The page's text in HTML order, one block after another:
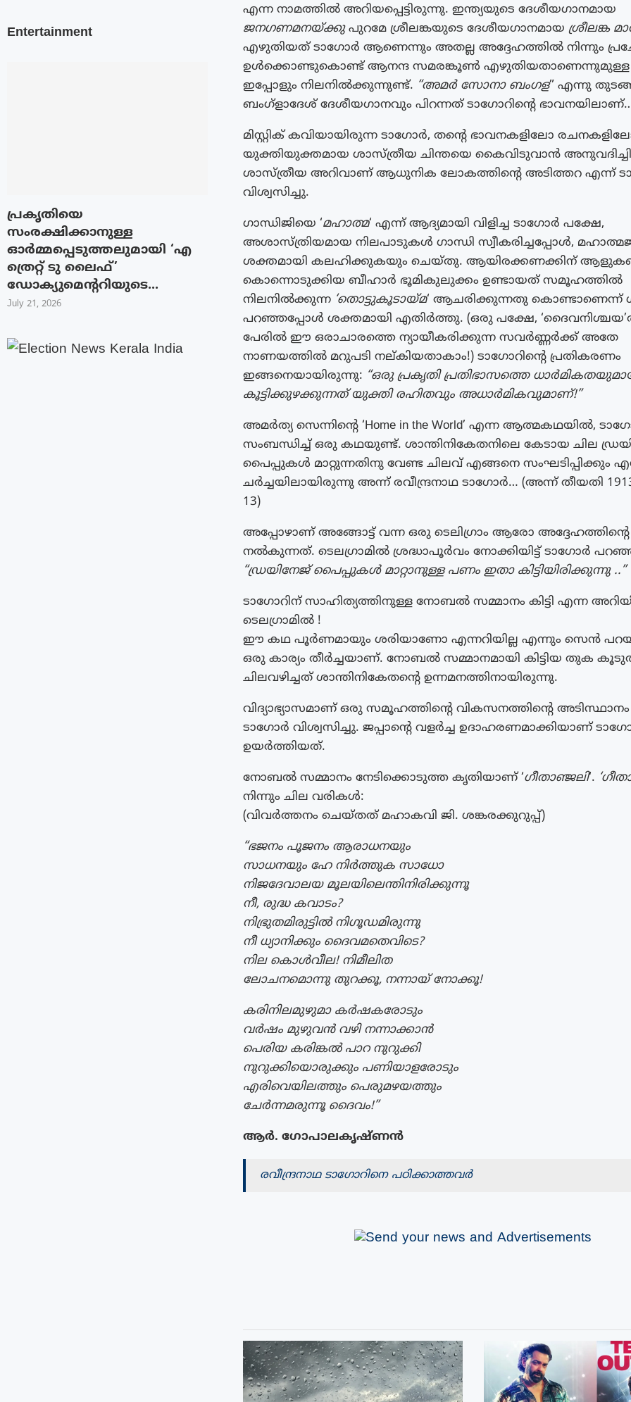
എന്ന നാമത്തിൽ അറിയപ്പെട്ടിരുന്നു. ഇന്ത്യയുടെ ദേശീയഗാനമായ
ജനഗണമനയ്ക്കുപുറമേ ശ്രീലങ്കയുടെ ദേശീയഗാനമായ ശ്രീലങ്ക
എഴുതിയത് ടാഗോര്‍ ആണെന്നും അതല്ല അദ്ദേഹത്തില്‍ നിന്നും
ഉള്‍ക്കൊണ്ടുകൊണ്ട് ആനന്ദ സമരങ്കൂണ്‍ എഴുതിയതാണെന്നുമുള്ള
ഇപ്പോളും നിലനില്‍ക്കുന്നുണ്ട്. “അമര്‍ സോനാ ബംഗള” എന്നു
ബംഗ്‌ളാദേശ് ദേശീയഗാനവും പിറന്നത് ടാഗോറിന്റെ
മിസ്റ്റിക് കവിയായിരുന്ന ടാഗോർ, തൻ്റെ ഭാവനകളിലോ
യുക്തിയുക്തമായ ശാസ്ത്രീയ ചിന്തയെ കൈവിടുവാൻ
ശാസ്ത്രീയ അറിവാണ് ആധുനിക ലോകത്തിന്റെ അടിത്തറ എന്ന്
വിശ്വസിച്ചു.
ഗാന്ധിജിയെ ‘മഹാത്മ‘ എന്ന് ആദ്യമായി വിളിച്ച ടാഗോർ പക്ഷേ,
അശാസ്ത്രിയമായ നിലപാടുകൾ ഗാന്ധി സ്വീകരിച്ചപ്പോൾ,
ശക്തമായി കലഹിക്കുകയും ചെയ്തു. ആയിരക്കണക്കിന്
കൊന്നൊടുക്കിയ ബീഹാർ ഭൂമികുലുക്കം ഉണ്ടായത് സമൂഹത്തിൽ
നിലനിൽക്കുന്ന‘തൊട്ടുകൂടായ്മ‘ ആചരിക്കുന്നതു കൊണ്ടാണെന്ന്
പറഞ്ഞപ്പോൾ ശക്തമായി എതിർത്തു. (ഒരു പക്ഷേ,
പേരിൽ ഈ ഒരാചാരത്തെ ന്യായീകരിക്കുന്ന സവർണ്ണർക്ക് അതേ
നാണയത്തിൽ മറുപടി നല്കിയതാകാം!) ടാഗോറിൻ്റെ പ്രതികരണം
ഇങ്ങനെയായിരുന്നു: “ഒരു പ്രകൃതി പ്രതിഭാസത്തെ
കൂട്ടിക്കുഴക്കുന്നത് യുക്തി രഹിതവും അധാർമികവുമാണ്!”
അമർത്യ സെന്നിന്റെ ‘Home in the World’ എന്ന ആത്മകഥയിൽ,
സംബന്ധിച്ച് ഒരു കഥയുണ്ട്. ശാന്തിനികേതനിലെ കേടായ ചില
പൈപ്പുകൾ മാറ്റുന്നതിനു വേണ്ട ചിലവ് എങ്ങനെ സംഘടിപ്പിക്കും
ചർച്ചയിലായിരുന്നു അന്ന് രവീന്ദ്രനാഥ ടാഗോർ… (അന്ന് തീയതി
13)
അപ്പോഴാണ് അങ്ങോട്ട് വന്ന ഒരു ടെലിഗ്രാം ആരോ
നൽകുന്നത്. ടെലഗ്രാമിൽ ശ്രദ്ധാപൂർവം നോക്കിയിട്ട് ടാഗോർ
“ഡ്രയിനേജ് പൈപ്പുകൾ മാറ്റാനുള്ള പണം ഇതാ കിട്ടിയിരിക്കുന്നു ..”
ടാഗോറിന് സാഹിത്യത്തിനുള്ള നോബൽ സമ്മാനം കിട്ടി എന്ന
ടെലഗ്രാമിൽ !
ഈ കഥ പൂർണമായും ശരിയാണോ എന്നറിയില്ല എന്നും സെൻ
ഒരു കാര്യം തീർച്ചയാണ്. നോബൽ സമ്മാനമായി കിട്ടിയ തുക
ചിലവഴിച്ചത് ശാന്തിനികേതന്റെ ഉന്നമനത്തിനായിരുന്നു.
വിദ്യാഭ്യാസമാണ് ഒരു സമൂഹത്തിന്റെ വികസനത്തിന്റെ
ടാഗോർ വിശ്വസിച്ചു. ജപ്പാന്റെ വളർച്ച ഉദാഹരണമാക്കിയാണ്
ഉയർത്തിയത്.
നോബൽ സമ്മാനം നേടിക്കൊടുത്ത കൃതിയാണ്‌ ‘ഗീതാഞ്ജലി‘.
നിന്നും ചില വരികൾ:
(വിവർത്തനം ചെയ്തത് മഹാകവി ജി. ശങ്കരക്കുറുപ്പ്)
“ഭജനം പൂജനം ആരാധനയും
സാധനയും ഹേ നിര്‍ത്തുക സാധോ
നിജദേവാലയ മൂലയിലെന്തിനിരിക്കുന്നൂ
നീ, രുദ്ധ കവാടം?
നിഭ്രുതമിരുട്ടില്‍ നിഗൂഡമിരുന്നു
നീ ധ്യാനിക്കും ദൈവമതെവിടെ?
നില കൊള്‍വീല! നിമീലിത
ലോചനമൊന്നു തുറക്കൂ, നന്നായ് നോക്കൂ!
കരിനിലമുഴുമാ കര്‍ഷകരോടും
വർഷം മുഴുവന്‍ വഴി നന്നാക്കാന്‍
പെരിയ കരിങ്കല്‍ പാറ നുറുക്കി
നുറുക്കിയൊരുക്കും പണിയാളരോടും
എരിവെയിലത്തും പെരുമഴയത്തും
ചേർന്നമരുന്നൂ ദൈവം!”
ആർ. ഗോപാലകൃഷ്ണൻ
രവീന്ദ്രനാഥ ടാഗോറിനെ പഠിക്കാത്തവർ
Entertainment
പ്രകൃതിയെ
സംരക്ഷിക്കാനുള്ള
ഓർമ്മപ്പെടുത്തലുമായി ‘എ
ത്രെറ്റ് ടു ലൈഫ്’
ഡോക്യുമെന്ററിയുടെ...
July 21, 2026